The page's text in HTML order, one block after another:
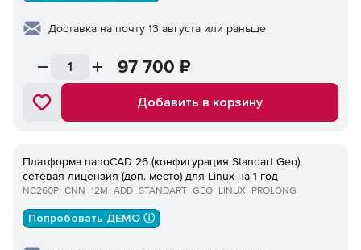
Доставка на почту 13 августа или раньше
97 700 ₽
Добавить в корзину
Платформа nanoCAD 26 (конфигурация Standart Geo),
сетевая лицензия (доп. место) для Linux на 1 год
NC260P_CNN_12M_ADD_STANDART_GEO_LINUX_PROLONG
Попробовать ДЕМО ⓘ